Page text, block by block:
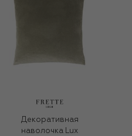
Декоративная
наволочка Lux